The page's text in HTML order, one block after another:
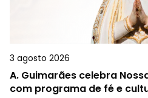
3 agosto 2026
A. Guimarães celebra
com programa de fé e